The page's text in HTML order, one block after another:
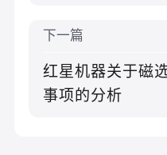
下一篇
红星机器关于磁
事项的分析